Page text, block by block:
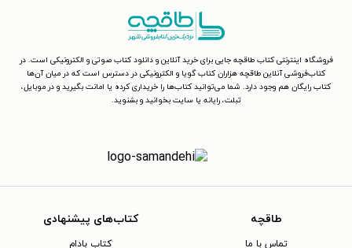
فروشگاه اینترنتی کتاب طاقچه جایی برای خرید آنلاین و دانلود کتاب صوتی و الکترونیکی است. در
کتاب‌فروشی آنلاین طاقچه هزاران کتاب گویا و الکترونیکی در دسترس است که در میان آن‌ها
کتاب رایگان هم وجود دارد. شما می‌توانید کتاب‌ها را خریداری کرده یا امانت بگیرید و در موبایل،
تبلت، رایانه یا سایت بخوانید و بشنوید.
طاقچه
تماس با ما
کتاب‌های پیشنهادی
کتاب بادام